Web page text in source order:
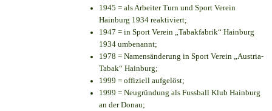
1945 = als Arbeiter Turn und Sport Verein
Hainburg 1934 reaktiviert;
1947 = in Sport Verein „Tabakfabrik“ Hainburg
1934 umbenannt;
1978 = Namensänderung in Sport Verein „Austria-
Tabak“ Hainburg;
1999 = offiziell aufgelöst;
1999 = Neugründung als Fussball Klub Hainburg
an der Donau;